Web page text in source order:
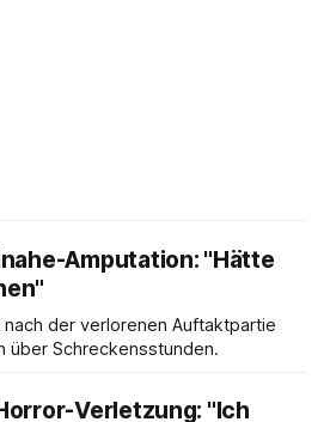
Amputation: "Hätte
der verlorenen Auftaktpartie
über Schreckensstunden.
Verletzung: "Ich